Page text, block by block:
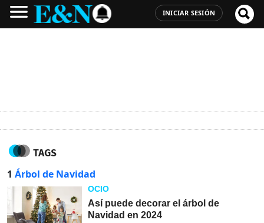
INICIAR SESIÓN
TAGS
1 Árbol de Navidad
OCIO
Así puede decorar el árbol de
Navidad en 2024